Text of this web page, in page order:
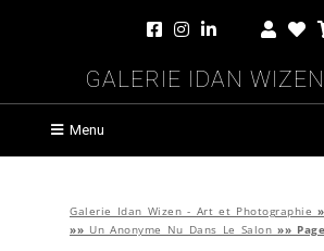
Galerie Idan Wizen
Menu
Galerie Idan Wizen - Art et Photographie
»» Un Anonyme Nu Dans Le Salon »»